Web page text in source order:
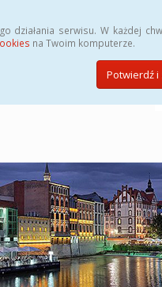
działania serwisu. W każdej
na Twoim komputerze.
Potwierdź i